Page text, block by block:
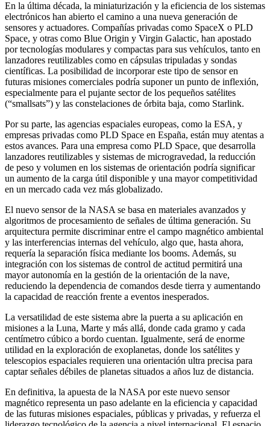
En la última década, la miniaturización y la eficiencia de los sistemas
electrónicos han abierto el camino a una nueva generación de
sensores y actuadores. Compañías privadas como SpaceX o PLD
Space, y otras como Blue Origin y Virgin Galactic, han apostado
por tecnologías modulares y compactas para sus vehículos, tanto en
lanzadores reutilizables como en cápsulas tripuladas y sondas
científicas. La posibilidad de incorporar este tipo de sensor en
futuras misiones comerciales podría suponer un punto de inflexión,
especialmente para el pujante sector de los pequeños satélites
(“smallsats”) y las constelaciones de órbita baja, como Starlink.
Por su parte, las agencias espaciales europeas, como la ESA, y
empresas privadas como PLD Space en España, están muy atentas a
estos avances. Para una empresa como PLD Space, que desarrolla
lanzadores reutilizables y sistemas de microgravedad, la reducción
de peso y volumen en los sistemas de orientación podría significar
un aumento de la carga útil disponible y una mayor competitividad
en un mercado cada vez más globalizado.
El nuevo sensor de la NASA se basa en materiales avanzados y
algoritmos de procesamiento de señales de última generación. Su
arquitectura permite discriminar entre el campo magnético ambiental
y las interferencias internas del vehículo, algo que, hasta ahora,
requería la separación física mediante los booms. Además, su
integración con los sistemas de control de actitud permitirá una
mayor autonomía en la gestión de la orientación de la nave,
reduciendo la dependencia de comandos desde tierra y aumentando
la capacidad de reacción frente a eventos inesperados.
La versatilidad de este sistema abre la puerta a su aplicación en
misiones a la Luna, Marte y más allá, donde cada gramo y cada
centímetro cúbico a bordo cuentan. Igualmente, será de enorme
utilidad en la exploración de exoplanetas, donde los satélites y
telescopios espaciales requieren una orientación ultra precisa para
captar señales débiles de planetas situados a años luz de distancia.
En definitiva, la apuesta de la NASA por este nuevo sensor
magnético representa un paso adelante en la eficiencia y capacidad
de las futuras misiones espaciales, públicas y privadas, y refuerza el